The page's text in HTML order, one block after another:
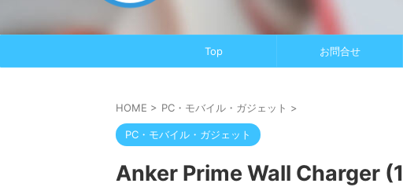
Top お問合せ
HOME > PC・モバイル・ガジェット >
PC・モバイル・ガジェット
Anker Prime Wall Charger